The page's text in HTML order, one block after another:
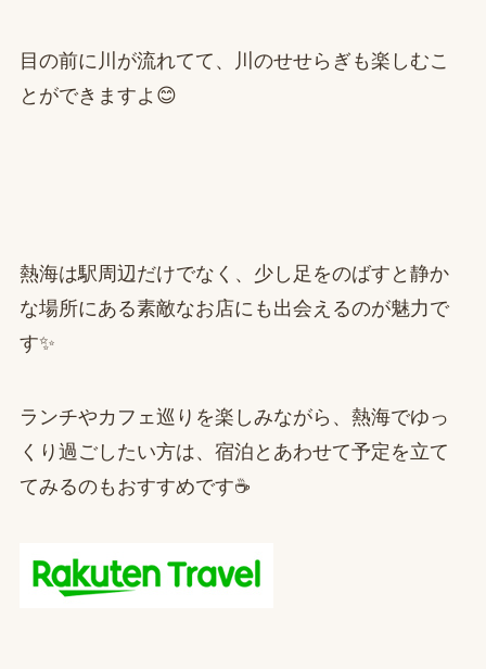
目の前に川が流れてて、川のせせらぎも楽しむこ
とができますよ😊
熱海は駅周辺だけでなく、少し足をのばすと静か
な場所にある素敵なお店にも出会えるのが魅力で
す✨
ランチやカフェ巡りを楽しみながら、熱海でゆっ
くり過ごしたい方は、宿泊とあわせて予定を立て
てみるのもおすすめです☕